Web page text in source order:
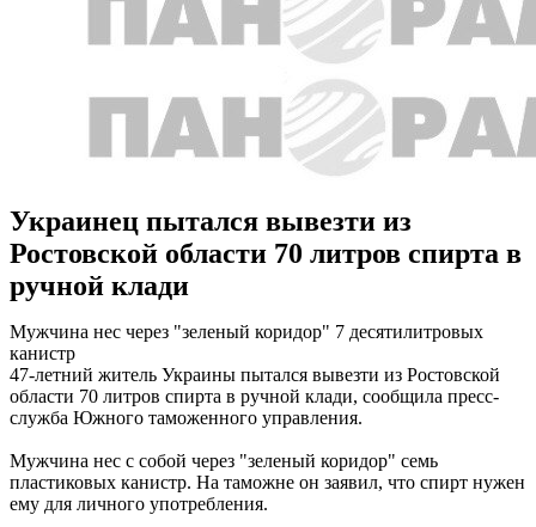
Украинец пытался вывезти из
Ростовской области 70 литров спирта в
ручной клади
Мужчина нес через "зеленый коридор" 7 десятилитровых
канистр
47-летний житель Украины пытался вывезти из Ростовской
области 70 литров спирта в ручной клади, сообщила пресс-
служба Южного таможенного управления.
Мужчина нес с собой через "зеленый коридор" семь
пластиковых канистр. На таможне он заявил, что спирт нужен
ему для личного употребления.